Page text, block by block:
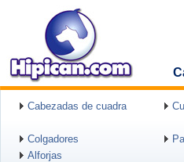
Cabezadas de cuadra
Colgadores
Alforjas